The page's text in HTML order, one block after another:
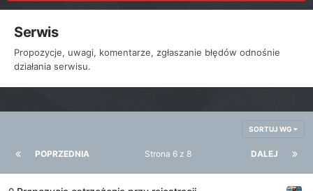
Serwis
Propozycje, uwagi, komentarze, zgłaszanie błędów odnośnie
działania serwisu.
SORTUJ WG
POPRZEDNIA DALEJ
Strona 6 z 8